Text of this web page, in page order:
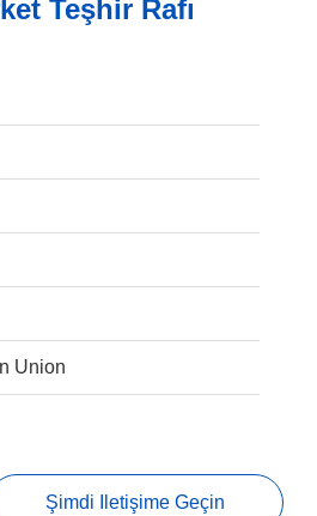
Teşhir Rafı
Union
Şimdi Iletişime Geçin